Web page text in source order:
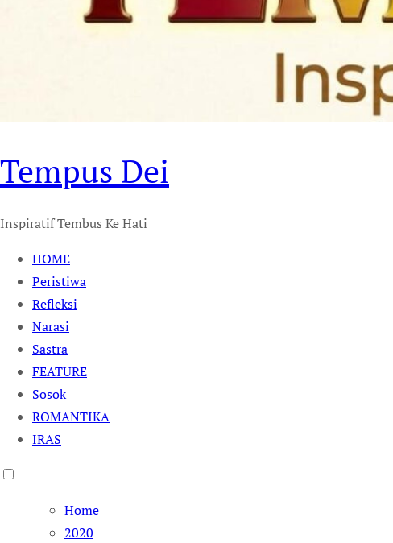
Tempus Dei
Inspiratif Tembus Ke Hati
HOME
Peristiwa
Refleksi
Narasi
Sastra
FEATURE
Sosok
ROMANTIKA
IRAS
Home
2020